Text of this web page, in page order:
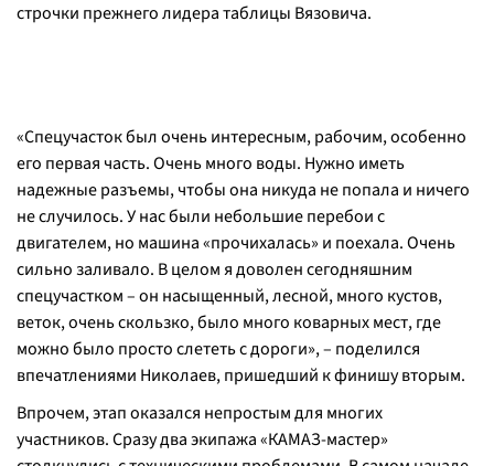
строчки прежнего лидера таблицы Вязовича.
«Спецучасток был очень интересным, рабочим, особенно
его первая часть. Очень много воды. Нужно иметь
надежные разъемы, чтобы она никуда не попала и ничего
не случилось. У нас были небольшие перебои с
двигателем, но машина «прочихалась» и поехала. Очень
сильно заливало. В целом я доволен сегодняшним
спецучастком – он насыщенный, лесной, много кустов,
веток, очень скользко, было много коварных мест, где
можно было просто слететь с дороги», – поделился
впечатлениями Николаев, пришедший к финишу вторым.
Впрочем, этап оказался непростым для многих
участников. Сразу два экипажа «КАМАЗ-мастер»